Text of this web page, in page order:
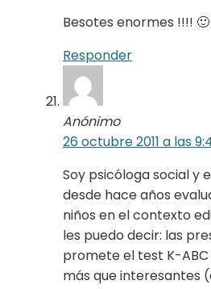
Besotes enormes !!!!
Responder
Anónimo
26 octubre 2011 a las
Soy psicóloga social y
desde hace años
niños en el contexto
les puedo decir: las
promete el test K-
más que interesantes